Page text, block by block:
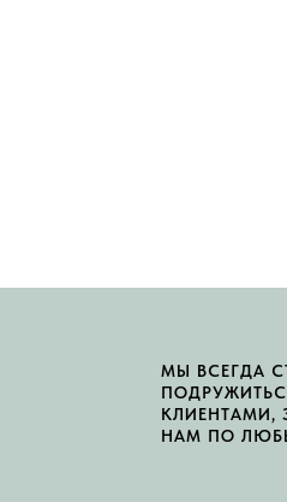
МЫ ВСЕГДА
КЛИЕНТАМИ,
НАМ ПО